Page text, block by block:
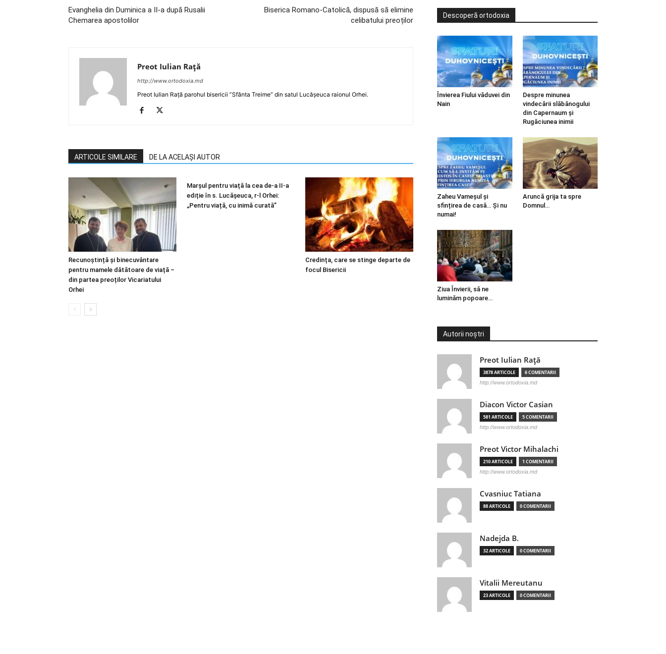
Evanghelia din Duminica a II-a după Rusalii
Chemarea apostolilor
Biserica Romano-Catolică, dispusă să elimine
celibatului preoților
Preot Iulian Raţă
http://www.ortodoxia.md
Preot Iulian Rață parohul bisericii ”Sfânta Treime” din satul Lucășeuca raionul Orhei.
ARTICOLE SIMILARE DE LA ACELAȘI AUTOR
Recunoștință și binecuvântare
pentru mamele dătătoare de viață –
din partea preoților Vicariatului
Orhei
Marșul pentru viață la cea de-a II-a
ediție în s. Lucășeuca, r-l Orhei:
„Pentru viață, cu inimă curată”
Credința, care se stinge departe de
focul Bisericii
Descoperă ortodoxia
Învierea Fiului văduvei din
Nain
Despre minunea
vindecării slăbănogului
din Capernaum și
Rugăciunea inimii
Zaheu Vameșul și
sfințirea de casă… Și nu
numai!
Aruncă grija ta spre
Domnul…
Ziua Învierii, să ne
luminăm popoare…
Autorii noștri
Preot Iulian Raţă
3878 ARTICOLE 6 COMENTARII
http://www.ortodoxia.md
Diacon Victor Casian
581 ARTICOLE 5 COMENTARII
http://www.ortodoxia.md
Preot Victor Mihalachi
210 ARTICOLE 1 COMENTARII
http://www.ortodoxia.md
Cvasniuc Tatiana
88 ARTICOLE 0 COMENTARII
Nadejda B.
32 ARTICOLE 0 COMENTARII
Vitalii Mereutanu
23 ARTICOLE 0 COMENTARII